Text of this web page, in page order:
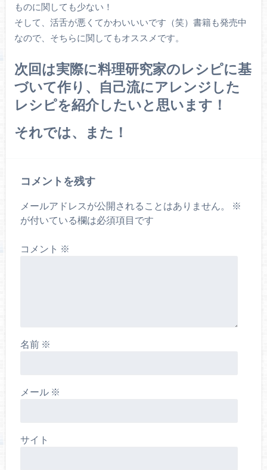
ものに関しても少ない！
そして、活舌が悪くてかわいいいです（笑）書籍も発売中
なので、そちらに関してもオススメです。
次回は実際に料理研究家のレシピに基
づいて作り、自己流にアレンジした
レシピを紹介したいと思います！
それでは、また！
コメントを残す
メールアドレスが公開されることはありません。
※
が付いている欄は必須項目です
コメント ※
名前 ※
メール ※
サイト